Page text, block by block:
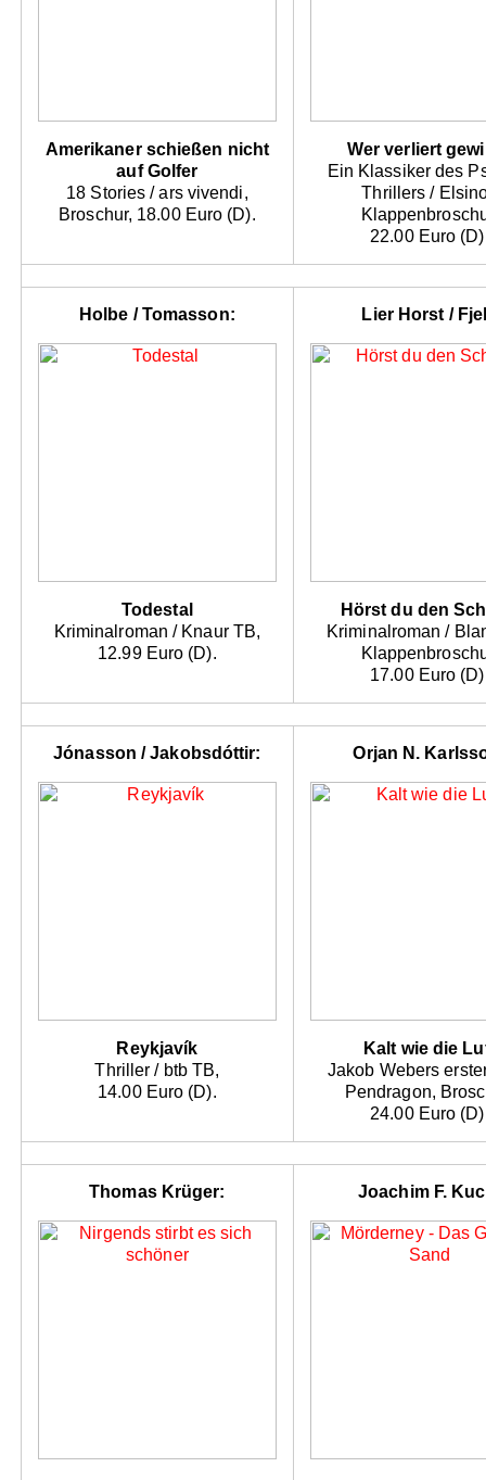
Amerikaner schießen nicht
auf Golfer
18 Stories / ars vivendi,
Broschur, 18.00 Euro (D).
Wer verliert
Ein Klassiker des
Thrillers /
22.00 Euro
Holbe / Tomasson:
Todestal
Kriminalroman / Knaur TB,
12.99 Euro (D).
Lier Horst /
Hörst du den
Kriminalroman /
17.00 Euro
Jónasson / Jakobsdóttir:
Reykjavík
Thriller / btb TB,
14.00 Euro (D).
Orjan N.
Kalt wie die
Jakob Webers
Pendragon,
24.00 Euro
Thomas Krüger: Joachim F.